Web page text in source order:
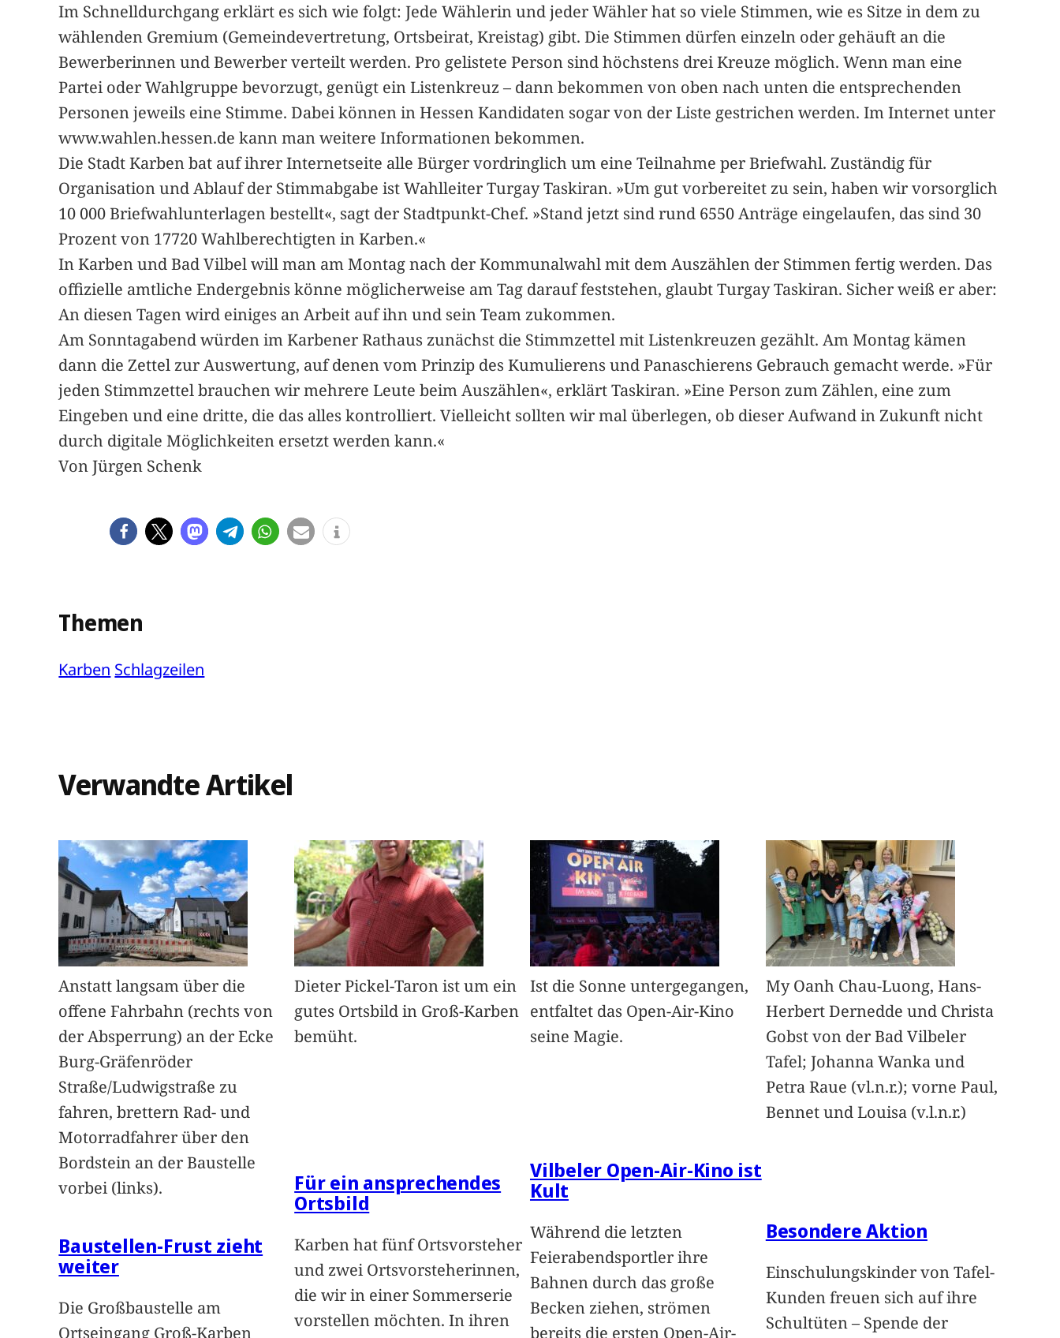
Im Schnelldurchgang erklärt es sich wie folgt: Jede Wählerin und jeder Wähler hat so viele Stimmen, wie es Sitze in dem zu
wählenden Gremium (Gemeindevertretung, Ortsbeirat, Kreistag) gibt. Die Stimmen dürfen einzeln oder gehäuft an die
Bewerberinnen und Bewerber verteilt werden. Pro gelistete Person sind höchstens drei Kreuze möglich. Wenn man eine
Partei oder Wahlgruppe bevorzugt, genügt ein Listenkreuz – dann bekommen von oben nach unten die entsprechenden
Personen jeweils eine Stimme. Dabei können in Hessen Kandidaten sogar von der Liste gestrichen werden. Im Internet unter
www.wahlen.hessen.de kann man weitere Informationen bekommen.
Die Stadt Karben bat auf ihrer Internetseite alle Bürger vordringlich um eine Teilnahme per Briefwahl. Zuständig für
Organisation und Ablauf der Stimmabgabe ist Wahlleiter Turgay Taskiran. »Um gut vorbereitet zu sein, haben wir vorsorglich
10 000 Briefwahlunterlagen bestellt«, sagt der Stadtpunkt-Chef. »Stand jetzt sind rund 6550 Anträge eingelaufen, das sind 30
Prozent von 17720 Wahlberechtigten in Karben.«
In Karben und Bad Vilbel will man am Montag nach der Kommunalwahl mit dem Auszählen der Stimmen fertig werden. Das
offizielle amtliche Endergebnis könne möglicherweise am Tag darauf feststehen, glaubt Turgay Taskiran. Sicher weiß er aber:
An diesen Tagen wird einiges an Arbeit auf ihn und sein Team zukommen.
Am Sonntagabend würden im Karbener Rathaus zunächst die Stimmzettel mit Listenkreuzen gezählt. Am Montag kämen
dann die Zettel zur Auswertung, auf denen vom Prinzip des Kumulierens und Panaschierens Gebrauch gemacht werde. »Für
jeden Stimmzettel brauchen wir mehrere Leute beim Auszählen«, erklärt Taskiran. »Eine Person zum Zählen, eine zum
Eingeben und eine dritte, die das alles kontrolliert. Vielleicht sollten wir mal überlegen, ob dieser Aufwand in Zukunft nicht
durch digitale Möglichkeiten ersetzt werden kann.«
Von Jürgen Schenk
Themen
Karben Schlagzeilen
Verwandte Artikel
Anstatt langsam über die
offene Fahrbahn (rechts von
der Absperrung) an der Ecke
Burg-Gräfenröder
Straße/Ludwigstraße zu
fahren, brettern Rad- und
Motorradfahrer über den
Bordstein an der Baustelle
vorbei (links).
Baustellen-Frust zieht
weiter
Die Großbaustelle am
Ortseingang Groß-Karben
Dieter Pickel-Taron ist um ein
gutes Ortsbild in Groß-Karben
bemüht.
Für ein ansprechendes
Ortsbild
Karben hat fünf Ortsvorsteher
und zwei Ortsvorsteherinnen,
die wir in einer Sommerserie
vorstellen möchten. In ihren
Ist die Sonne untergegangen,
entfaltet das Open-Air-Kino
seine Magie.
Vilbeler Open-Air-Kino ist
Kult
Während die letzten
Feierabendsportler ihre
Bahnen durch das große
Becken ziehen, strömen
bereits die ersten Open-Air-
My Oanh Chau-Luong, Hans-
Herbert Dernedde und Christa
Gobst von der Bad Vilbeler
Tafel; Johanna Wanka und
Petra Raue (vl.n.r.); vorne Paul,
Bennet und Louisa (v.l.n.r.)
Besondere Aktion
Einschulungskinder von Tafel-
Kunden freuen sich auf ihre
Schultüten – Spende der